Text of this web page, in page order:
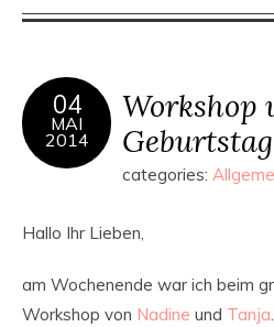
04
MAI
2014
Workshop
Geburtstag
categories:
Hallo Ihr Lieben,
am Wochenende war ich beim
Workshop von Nadine und Tanja